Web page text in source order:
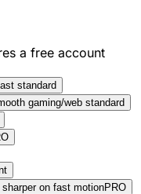
a free account
standard
gaming/web standard
on fast motionPRO